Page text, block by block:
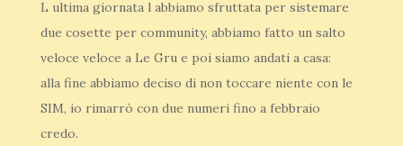
L ultima giornata l abbiamo sfruttata per sistemare
due cosette per community, abbiamo fatto un salto
veloce veloce a Le Gru e poi siamo andati a casa:
alla fine abbiamo deciso di non toccare niente con le
SIM, io rimarrò con due numeri fino a febbraio
credo.